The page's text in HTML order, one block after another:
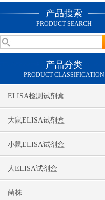
产品搜索
PRODUCT SEARCH
产品分类
PRODUCT CLASSIFICATION
ELISA检测试剂盒
大鼠ELISA试剂盒
小鼠ELISA试剂盒
人ELISA试剂盒
菌株